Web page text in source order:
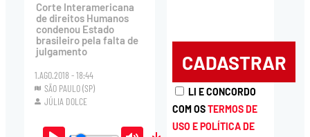
Corte Interamericana
de direitos Humanos
condenou Estado
brasileiro pela falta de
julgamento
1.AGO.2018 - 18:44
SÃO PAULO (SP)
JÚLIA DOLCE
LI E CONCORDO
COM OSTERMOS DE
USO E POLÍTICA DE